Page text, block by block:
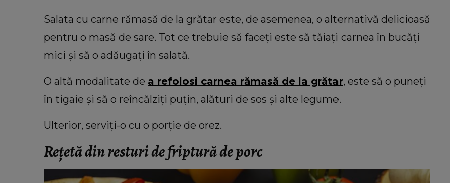
Salata cu carne rămasă de la grătar este, de asemenea, o alternativă delicioasă
pentru o masă de sare. Tot ce trebuie să faceți este să tăiați carnea în bucăți
mici și să o adăugați în salată.
O altă modalitate de a refolosi carnea rămasă de la grătar, este să o puneți
în tigaie și să o reîncălziți puțin, alături de sos și alte legume.
Ulterior, serviți-o cu o porție de orez.
Rețetă din resturi de friptură de porc